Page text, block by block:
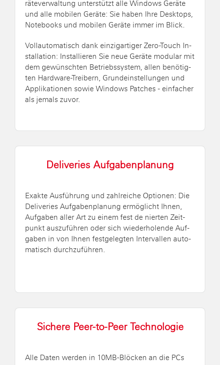
rä­te­ver­wal­tung un­ter­stützt alle Win­dows Ge­rä­te
und alle mo­bi­len Ge­rä­te: Sie haben Ihre Desk­tops,
Note­books und mo­bi­len Ge­rä­te immer im Blick.
Voll­au­to­ma­tisch dank ein­zig­ar­ti­ger Ze­ro-Touch In­
stal­la­ti­on: In­stal­lie­ren Sie neue Ge­rä­te mo­du­lar mit
dem ge­wünsch­ten Be­triebs­sys­tem, allen be­nö­tig­
ten Hard­ware-Trei­bern, Grund­ein­stel­lun­gen und
Ap­pli­ka­tio­nen sowie Win­dows Patches - ein­fa­cher
als je­mals zuvor.
De­li­ve­ries Auf­ga­ben­pla­nung
Ex­ak­te Aus­füh­rung und zahl­rei­che Op­tio­nen: Die
De­li­ve­ries Auf­ga­ben­pla­nung er­mög­licht Ihnen,
Auf­ga­ben aller Art zu einem fest de nier­ten Zeit­
punkt aus­zu­füh­ren oder sich wie­der­ho­len­de Auf­
ga­ben in von Ihnen fest­ge­leg­ten In­ter­val­len au­to­
ma­tisch durch­zu­füh­ren.
Si­che­re Peer-to-Peer Tech­no­lo­gie
Alle Daten wer­den in 10MB-Blö­cken an die PCs